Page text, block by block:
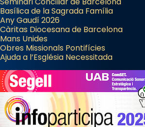
Basílica de la Sagrada Família
Any Gaudí 2026
Càritas Diocesana de Barcelona
Mans Unides
Obres Missionals Pontifícies
Ajuda a l’Església Necessitada